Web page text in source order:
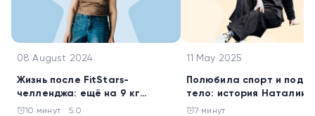
08 August 2024
Жизнь после FitStars-
челленджа: ещё на 9 кг
похудела Галина Жигалова
10 минут 5.0
11 May 2025
Полюбила спорт и
тело: история Наталии
Батаговой
7 минут